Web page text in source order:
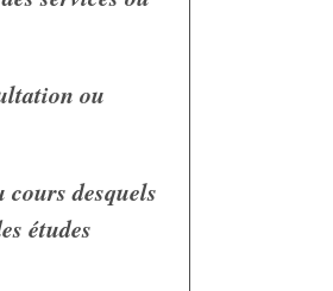
ou
cours desquels
études